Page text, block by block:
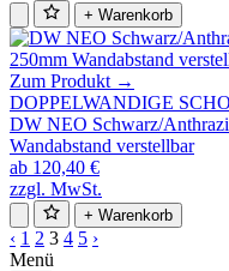
+ Warenkorb
Zum Produkt →
DOPPELWANDIGE
DW NEO Schwarz/
Wandabstand verstellbar
ab 120,40 €
zzgl. MwSt.
+ Warenkorb
‹ 1 2 3 4 5 ›
Menü